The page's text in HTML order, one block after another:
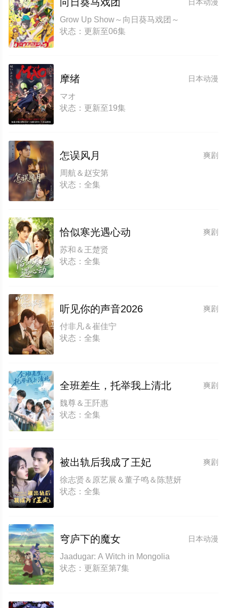
日本动漫
Grow Up Show～向日葵马戏团～
状态：更新至06集
日本动漫
摩绪
マオ
状态：更新至19集
爽剧
怎误风月
周航＆赵安第
状态：全集
爽剧
恰似寒光遇心动
苏和＆王楚贤
状态：全集
爽剧
听见你的声音2026
付非凡＆崔佳宁
状态：全集
爽剧
全班差生，托举我上清北
魏尊＆王阡惠
状态：全集
爽剧
被出轨后我成了王妃
徐志贤＆原艺展＆董子鸣＆陈慧妍
状态：全集
日本动漫
穹庐下的魔女
Jaadugar: A Witch in Mongolia
状态：更新至第7集